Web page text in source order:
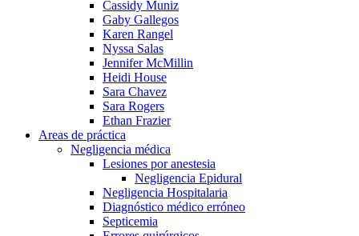
Cassidy Muniz
Gaby Gallegos
Karen Rangel
Nyssa Salas
Jennifer McMillin
Heidi House
Sara Chavez
Sara Rogers
Ethan Frazier
Areas de práctica
Negligencia médica
Lesiones por anestesia
Negligencia Epidural
Negligencia Hospitalaria
Diagnóstico médico erróneo
Septicemia